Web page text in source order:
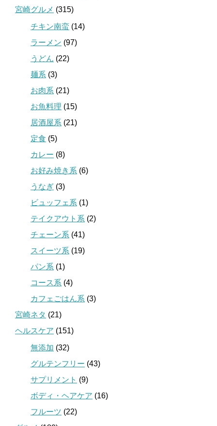
宮崎グルメ (315)
チキン南蛮 (14)
ラーメン (97)
うどん (22)
麺系 (3)
お肉系 (21)
お魚料理 (15)
居酒屋系 (21)
定食 (5)
カレー (8)
お好み焼き系 (6)
うなぎ (3)
ビュッフェ系 (1)
テイクアウト系 (2)
チェーン系 (41)
スイーツ系 (19)
パン系 (1)
コース系 (4)
カフェごはん系 (3)
宮崎ネタ (21)
ヘルスケア (151)
無添加 (32)
グルテンフリー (43)
サプリメント (9)
ボディ・ヘアケア (16)
フルーツ (22)